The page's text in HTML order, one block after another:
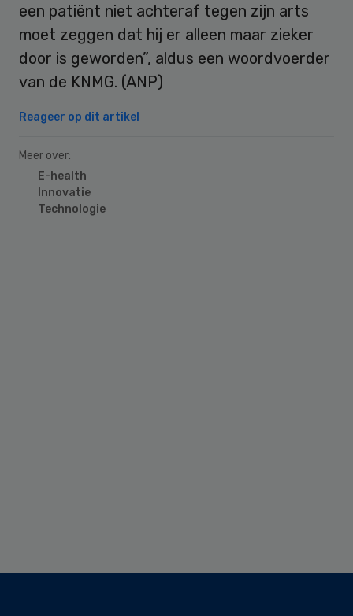
een patiënt niet achteraf tegen zijn arts
moet zeggen dat hij er alleen maar zieker
door is geworden”, aldus een woordvoerder
van de KNMG. (ANP)
Reageer op dit artikel
Meer over:
E-health
Innovatie
Technologie